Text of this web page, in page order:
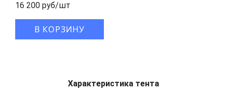
16 200 руб/шт
В КОРЗИНУ
Характеристика тента